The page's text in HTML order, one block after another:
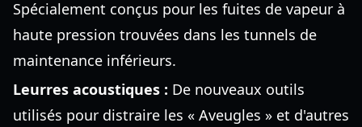
Spécialement conçus pour les fuites de vapeur à
haute pression trouvées dans les tunnels de
maintenance inférieurs.
Leurres acoustiques : De nouveaux outils
utilisés pour distraire les « Aveugles » et d'autres